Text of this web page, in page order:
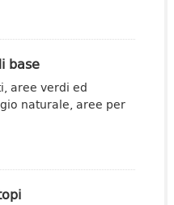
base
aree verdi ed
naturale, aree per